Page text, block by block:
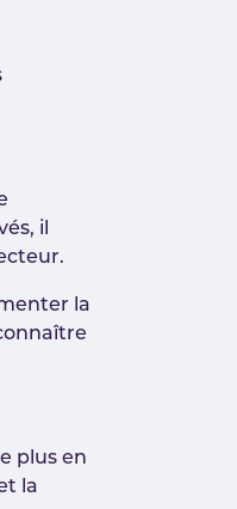
il
la
plus en
la